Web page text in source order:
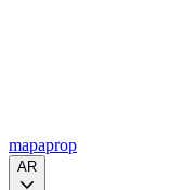
mapaprop
AR